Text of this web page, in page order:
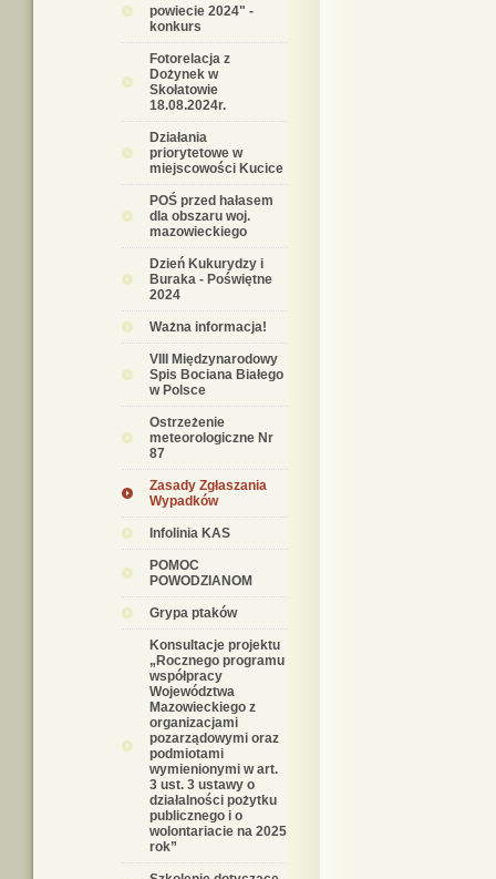
powiecie 2024" -
konkurs
Fotorelacja z
Dożynek w
Skołatowie
18.08.2024r.
Działania
priorytetowe w
miejscowości Kucice
POŚ przed hałasem
dla obszaru woj.
mazowieckiego
Dzień Kukurydzy i
Buraka - Poświętne
2024
Ważna informacja!
VIII Międzynarodowy
Spis Bociana Białego
w Polsce
Ostrzeżenie
meteorologiczne Nr
87
Zasady Zgłaszania
Wypadków
Infolinia KAS
POMOC
POWODZIANOM
Grypa ptaków
Konsultacje projektu
„Rocznego programu
współpracy
Województwa
Mazowieckiego z
organizacjami
pozarządowymi oraz
podmiotami
wymienionymi w art.
3 ust. 3 ustawy o
działalności pożytku
publicznego i o
wolontariacie na 2025
rok”